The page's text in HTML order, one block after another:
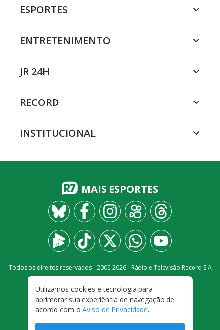
ESPORTES
ENTRETENIMENTO
JR 24H
RECORD
INSTITUCIONAL
MAIS ESPORTES
Todos os direitos reservados - 2009-2026- Rádio e Televisão Record S.A
FALE CONOSCO
PRIVACIDADE
TERMOS E CONDIÇÕES DE USO
Utilizamos cookies e tecnologia para
aprimorar sua experiência de navegação de
acordo com o Aviso de Privacidade.